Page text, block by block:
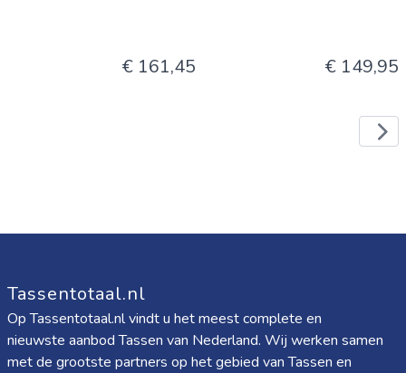
€ 161,45 € 149,95
Tassentotaal.nl
Op Tassentotaal.nl vindt u het meest complete en
nieuwste aanbod Tassen van Nederland. Wij werken samen
met de grootste partners op het gebied van Tassen en